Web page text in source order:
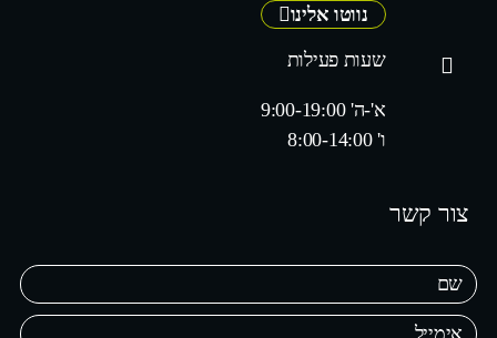
נווטו אלינו
שעות פעילות
א'-ה' 9:00-19:00
ו' 8:00-14:00
צור קשר